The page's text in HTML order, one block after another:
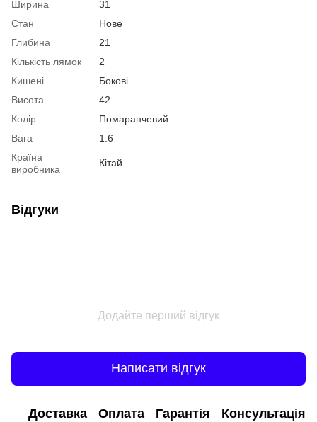
Ширина
31
Стан
Нове
Глибина
21
Кількість лямок
2
Кишені
Бокові
Висота
42
Колір
Помаранчевий
Вага
1.6
Країна
виробника
Кітай
Відгуки
Додайте перший відгук
Написати відгук
Доставка Оплата Гарантія Консультація